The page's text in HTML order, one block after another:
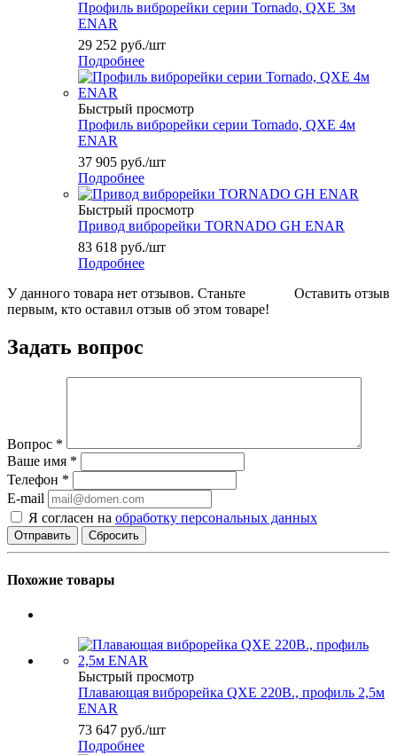
Профиль виброрейки серии Tornado, QXE 3м
ENAR
29 252 руб./шт
Подробнее
Быстрый просмотр
Профиль виброрейки серии Tornado, QXE 4м
ENAR
37 905 руб./шт
Подробнее
Быстрый просмотр
Привод виброрейки TORNADO GH ENAR
83 618 руб./шт
Подробнее
Оставить отзыв
У данного товара нет отзывов. Станьте
первым, кто оставил отзыв об этом товаре!
Задать вопрос
Вопрос *
Ваше имя *
Телефон *
E-mail
Я согласен на обработку персональных данных
Сбросить
Похожие товары
Быстрый просмотр
Плавающая виброрейка QXE 220В., профиль 2,5м
ENAR
73 647 руб./шт
Подробнее